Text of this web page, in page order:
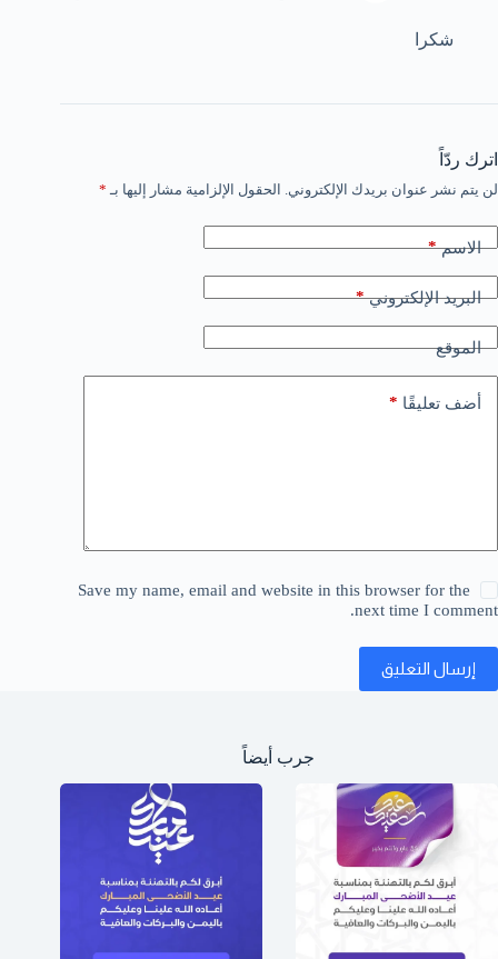
شكرا
اترك ردّاً
لن يتم نشر عنوان بريدك الإلكتروني. الحقول الإلزامية مشار إليها بـ *
الاسم*
البريد الإلكتروني*
الموقع
أضف تعليقًا *
Save my name, email and website in this browser for the
next time I comment.
إرسال التعليق
جرب أيضاً